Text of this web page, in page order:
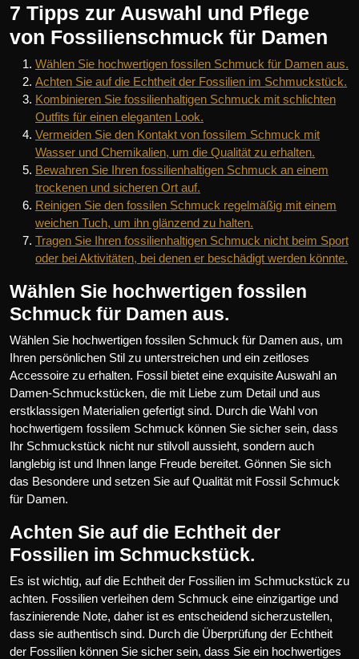
7 Tipps zur Auswahl und Pflege
von Fossilienschmuck für Damen
Wählen Sie hochwertigen fossilen Schmuck für Damen aus.
Achten Sie auf die Echtheit der Fossilien im Schmuckstück.
Kombinieren Sie fossilienhaltigen Schmuck mit schlichten
Outfits für einen eleganten Look.
Vermeiden Sie den Kontakt von fossilem Schmuck mit
Wasser und Chemikalien, um die Qualität zu erhalten.
Bewahren Sie Ihren fossilienhaltigen Schmuck an einem
trockenen und sicheren Ort auf.
Reinigen Sie den fossilen Schmuck regelmäßig mit einem
weichen Tuch, um ihn glänzend zu halten.
Tragen Sie Ihren fossilienhaltigen Schmuck nicht beim Sport
oder bei Aktivitäten, bei denen er beschädigt werden könnte.
Wählen Sie hochwertigen fossilen
Schmuck für Damen aus.
Wählen Sie hochwertigen fossilen Schmuck für Damen aus, um
Ihren persönlichen Stil zu unterstreichen und ein zeitloses
Accessoire zu erhalten. Fossil bietet eine exquisite Auswahl an
Damen-Schmuckstücken, die mit Liebe zum Detail und aus
erstklassigen Materialien gefertigt sind. Durch die Wahl von
hochwertigem fossilem Schmuck können Sie sicher sein, dass
Ihr Schmuckstück nicht nur stilvoll aussieht, sondern auch
langlebig ist und Ihnen lange Freude bereitet. Gönnen Sie sich
das Besondere und setzen Sie auf Qualität mit Fossil Schmuck
für Damen.
Achten Sie auf die Echtheit der
Fossilien im Schmuckstück.
Es ist wichtig, auf die Echtheit der Fossilien im Schmuckstück zu
achten. Fossilien verleihen dem Schmuck eine einzigartige und
faszinierende Note, daher ist es entscheidend sicherzustellen,
dass sie authentisch sind. Durch die Überprüfung der Echtheit
der Fossilien können Sie sicher sein, dass Sie ein hochwertiges